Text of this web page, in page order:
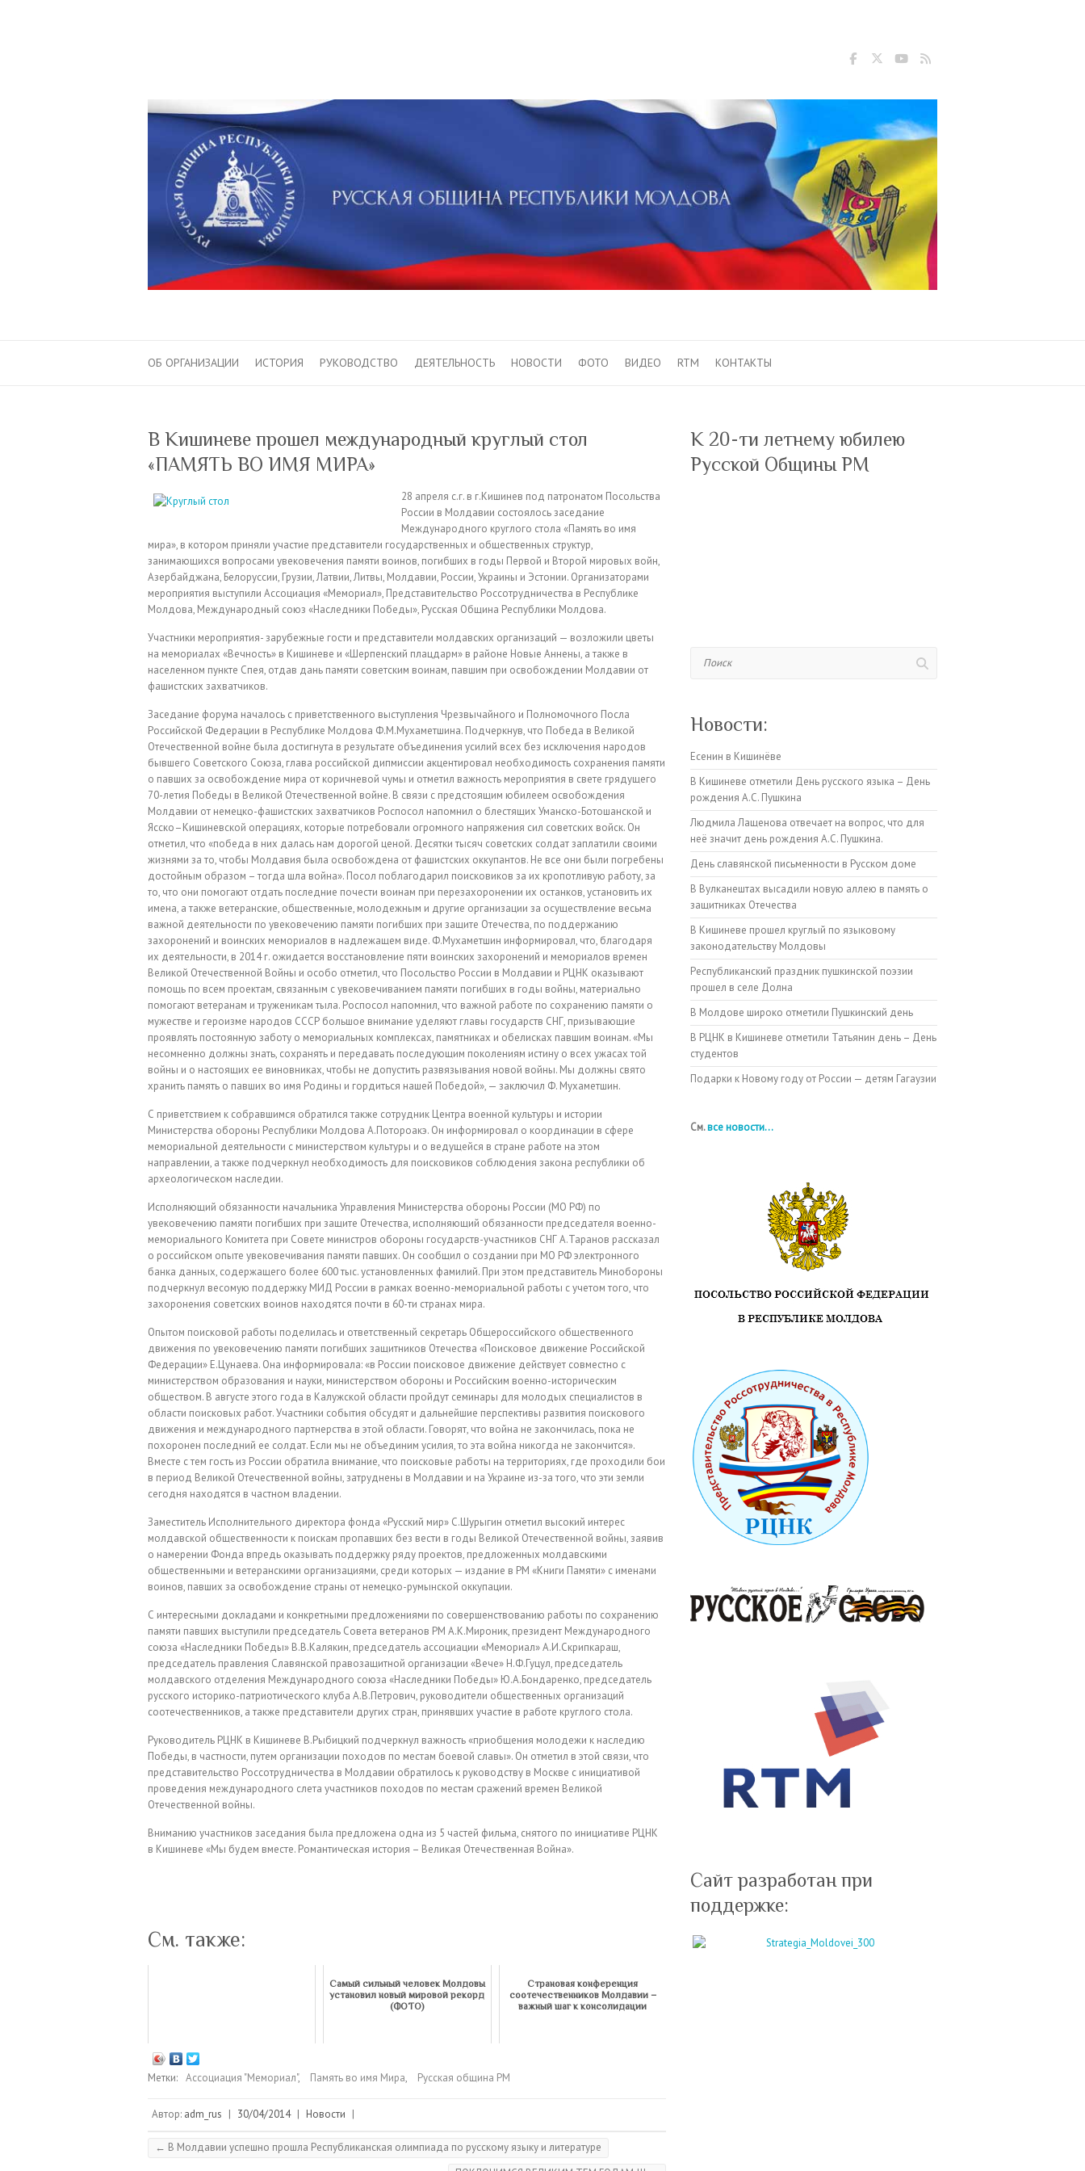
ОБ ОРГАНИЗАЦИИ ИСТОРИЯ РУКОВОДСТВО ДЕЯТЕЛЬНОСТЬ НОВОСТИ ФОТО ВИДЕО RTM КОНТАКТЫ
В Кишиневе прошел международный круглый стол
«ПАМЯТЬ ВО ИМЯ МИРА»
28 апреля с.г. в г.Кишинев под патронатом Посольства
России в Молдавии состоялось заседание
Международного круглого стола «Память во имя
мира», в котором приняли участие представители государственных и общественных структур,
занимающихся вопросами увековечения памяти воинов, погибших в годы Первой и Второй мировых войн,
Азербайджана, Белоруссии, Грузии, Латвии, Литвы, Молдавии, России, Украины и Эстонии. Организаторами
мероприятия выступили Ассоциация «Мемориал», Представительство Россотрудничества в Республике
Молдова, Международный союз «Наследники Победы», Русская Община Республики Молдова.
Участники мероприятия- зарубежные гости и представители молдавских организаций — возложили цветы
на мемориалах «Вечность» в Кишиневе и «Шерпенский плацдарм» в районе Новые Аннены, а также в
населенном пункте Спея, отдав дань памяти советским воинам, павшим при освобождении Молдавии от
фашистских захватчиков.
Заседание форума началось с приветственного выступления Чрезвычайного и Полномочного Посла
Российской Федерации в Республике Молдова Ф.М.Мухаметшина. Подчеркнув, что Победа в Великой
Отечественной войне была достигнута в результате объединения усилий всех без исключения народов
бывшего Советского Союза, глава российской дипмиссии акцентировал необходимость сохранения памяти
о павших за освобождение мира от коричневой чумы и отметил важность мероприятия в свете грядущего
70-летия Победы в Великой Отечественной войне. В связи с предстоящим юбилеем освобождения
Молдавии от немецко-фашистских захватчиков Роспосол напомнил о блестящих Уманско-Ботошанской и
Ясско–Кишиневской операциях, которые потребовали огромного напряжения сил советских войск. Он
отметил, что «победа в них далась нам дорогой ценой. Десятки тысяч советских солдат заплатили своими
жизнями за то, чтобы Молдавия была освобождена от фашистских оккупантов. Не все они были погребены
достойным образом – тогда шла война». Посол поблагодарил поисковиков за их кропотливую работу, за
то, что они помогают отдать последние почести воинам при перезахоронении их останков, установить их
имена, а также ветеранские, общественные, молодежным и другие организации за осуществление весьма
важной деятельности по увековечению памяти погибших при защите Отечества, по поддержанию
захоронений и воинских мемориалов в надлежащем виде. Ф.Мухаметшин информировал, что, благодаря
их деятельности, в 2014 г. ожидается восстановление пяти воинских захоронений и мемориалов времен
Великой Отечественной Войны и особо отметил, что Посольство России в Молдавии и РЦНК оказывают
помощь по всем проектам, связанным с увековечиванием памяти погибших в годы войны, материально
помогают ветеранам и труженикам тыла. Роспосол напомнил, что важной работе по сохранению памяти о
мужестве и героизме народов СССР большое внимание уделяют главы государств СНГ, призывающие
проявлять постоянную заботу о мемориальных комплексах, памятниках и обелисках павшим воинам. «Мы
несомненно должны знать, сохранять и передавать последующим поколениям истину о всех ужасах той
войны и о настоящих ее виновниках, чтобы не допустить развязывания новой войны. Мы должны свято
хранить память о павших во имя Родины и гордиться нашей Победой», — заключил Ф. Мухаметшин.
С приветствием к собравшимся обратился также сотрудник Центра военной культуры и истории
Министерства обороны Республики Молдова А.Потороакэ. Он информировал о координации в сфере
мемориальной деятельности с министерством культуры и о ведущейся в стране работе на этом
направлении, а также подчеркнул необходимость для поисковиков соблюдения закона республики об
археологическом наследии.
Исполняющий обязанности начальника Управления Министерства обороны России (МО РФ) по
увековечению памяти погибших при защите Отечества, исполняющий обязанности председателя военно-
мемориального Комитета при Совете министров обороны государств-участников СНГ А.Таранов рассказал
о российском опыте увековечивания памяти павших. Он сообщил о создании при МО РФ электронного
банка данных, содержащего более 600 тыс. установленных фамилий. При этом представитель Минобороны
подчеркнул весомую поддержку МИД России в рамках военно-мемориальной работы с учетом того, что
захоронения советских воинов находятся почти в 60-ти странах мира.
Опытом поисковой работы поделилась и ответственный секретарь Общероссийского общественного
движения по увековечению памяти погибших защитников Отечества «Поисковое движение Российской
Федерации» Е.Цунаева. Она информировала: «в России поисковое движение действует совместно с
министерством образования и науки, министерством обороны и Российским военно-историческим
обществом. В августе этого года в Калужской области пройдут семинары для молодых специалистов в
области поисковых работ. Участники события обсудят и дальнейшие перспективы развития поискового
движения и международного партнерства в этой области. Говорят, что война не закончилась, пока не
похоронен последний ее солдат. Если мы не объединим усилия, то эта война никогда не закончится».
Вместе с тем гость из России обратила внимание, что поисковые работы на территориях, где проходили бои
в период Великой Отечественной войны, затруднены в Молдавии и на Украине из-за того, что эти земли
сегодня находятся в частном владении.
Заместитель Исполнительного директора фонда «Русский мир» С.Шурыгин отметил высокий интерес
молдавской общественности к поискам пропавших без вести в годы Великой Отечественной войны, заявив
о намерении Фонда впредь оказывать поддержку ряду проектов, предложенных молдавскими
общественными и ветеранскими организациями, среди которых — издание в РМ «Книги Памяти» с именами
воинов, павших за освобождение страны от немецко-румынской оккупации.
С интересными докладами и конкретными предложениями по совершенствованию работы по сохранению
памяти павших выступили председатель Совета ветеранов РМ А.К.Мироник, президент Международного
союза «Наследники Победы» В.В.Калякин, председатель ассоциации «Мемориал» А.И.Скрипкараш,
председатель правления Славянской правозащитной организации «Вече» Н.Ф.Гуцул, председатель
молдавского отделения Международного союза «Наследники Победы» Ю.А.Бондаренко, председатель
русского историко-патриотического клуба А.В.Петрович, руководители общественных организаций
соотечественников, а также представители других стран, принявших участие в работе круглого стола.
Руководитель РЦНК в Кишиневе В.Рыбицкий подчеркнул важность «приобщения молодежи к наследию
Победы, в частности, путем организации походов по местам боевой славы». Он отметил в этой связи, что
представительство Россотрудничества в Молдавии обратилось к руководству в Москве с инициативой
проведения международного слета участников походов по местам сражений времен Великой
Отечественной войны.
Вниманию участников заседания была предложена одна из 5 частей фильма, снятого по инициативе РЦНК
в Кишиневе «Мы будем вместе. Романтическая история – Великая Отечественная Война».
См. также:
Самый сильный человек Молдовы
установил новый мировой рекорд
(ФОТО)
Страновая конференция
соотечественников Молдавии –
важный шаг к консолидации
Метки: Ассоциация "Мемориал", Память во имя Мира, Русская община РМ
Автор: adm_rus | 30/04/2014 | Новости |
← В Молдавии успешно прошла Республиканская олимпиада по русскому языку и литературе
К 20-ти летнему юбилею
Русской Общины РМ
Новости:
Есенин в Кишинёве
В Кишиневе отметили День русского языка – День
рождения А.С. Пушкина
Людмила Лащенова отвечает на вопрос, что для
неё значит день рождения А.С. Пушкина.
День славянской письменности в Русском доме
В Вулканештах высадили новую аллею в память о
защитниках Отечества
В Кишиневе прошел круглый по языковому
законодательству Молдовы
Республиканский праздник пушкинской поэзии
прошел в селе Долна
В Молдове широко отметили Пушкинский день
В РЦНК в Кишиневе отметили Татьянин день – День
студентов
Подарки к Новому году от России — детям Гагаузии
См.все новости...
Сайт разработан при
поддержке: